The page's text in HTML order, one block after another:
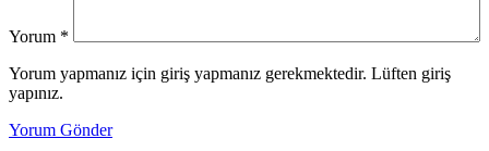
Yorum *
Yorum yapmanız için giriş yapmanız gerekmektedir. Lüften giriş
yapınız.
Yorum Gönder